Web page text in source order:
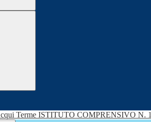
ISTITUTO COMPRENSIVO N. 1